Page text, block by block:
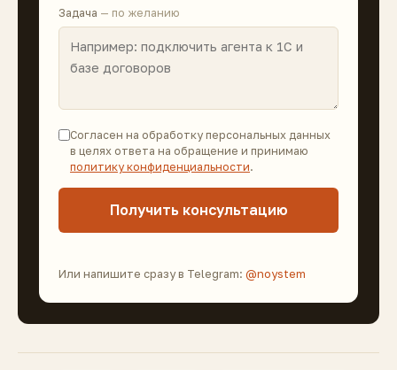
Задача — по желанию
Согласен на обработку персональных данных
в целях ответа на обращение и принимаю
политику конфиденциальности.
Получить консультацию
Или напишите сразу в Telegram: @noystem